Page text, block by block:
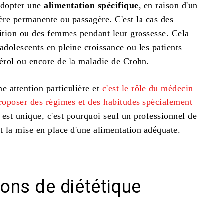
unealimentation spécifique, en raison d'un
permanente ou passagère. C'est la cas des
ou des femmes pendant leur grossesse. Cela
en pleine croissance ou les patients
ou encore de la maladie de Crohn.
attention particulière et c'est le rôle du médecin
des régimes et des habitudes spécialement
est unique, c'est pourquoi seul un professionnel de
la mise en place d'une alimentation adéquate.
de diététique